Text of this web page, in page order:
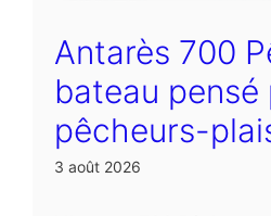
Antarès 700
bateau pensé
pêcheurs-
3 août 2026